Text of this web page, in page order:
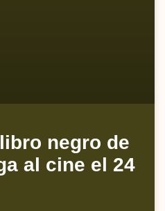
negro de
al cine el 24